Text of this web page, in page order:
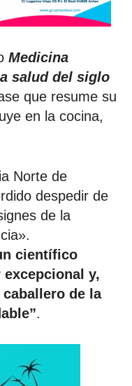
Medicina
salud del siglo
que resume su
en la cocina,
Norte de
despedir de
de la
científico
y,
de la
.